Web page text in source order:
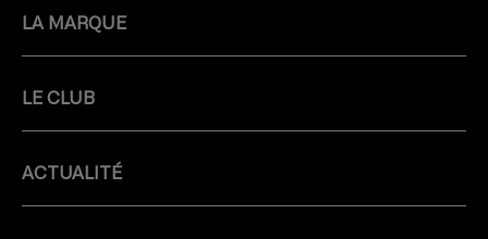
LA MARQUE
LE CLUB
ACTUALITÉ